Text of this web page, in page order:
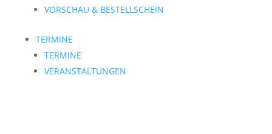
VORSCHAU & BESTELLSCHEIN
TERMINE
TERMINE
VERANSTALTUNGEN